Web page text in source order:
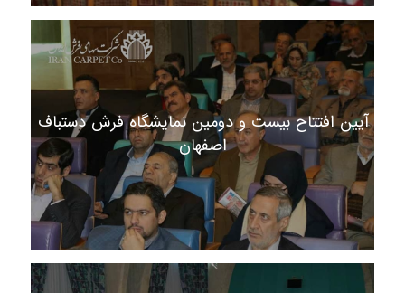
آیین افتتاح بیست و دومین نمایشگاه فرش دستباف
اصفهان